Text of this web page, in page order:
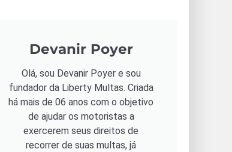
Devanir Poyer
Olá, sou Devanir Poyer e sou
fundador da Liberty Multas. Criada
há mais de 06 anos com o objetivo
de ajudar os motoristas a
exercerem seus direitos de
recorrer de suas multas, já